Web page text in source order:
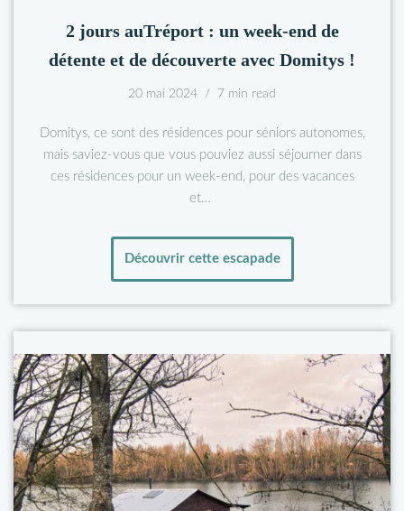
2 jours auTréport : un week-end de
détente et de découverte avec Domitys !
20 mai 2024 7 min read
Domitys, ce sont des résidences pour séniors autonomes,
mais saviez-vous que vous pouviez aussi séjourner dans
ces résidences pour un week-end, pour des vacances
et…
Découvrir cette escapade